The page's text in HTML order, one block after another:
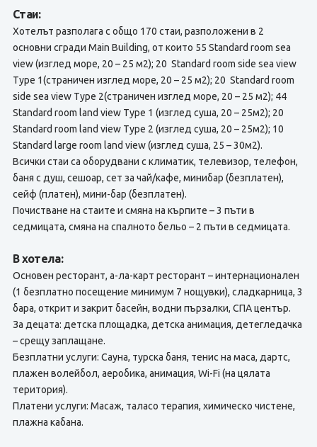
Стаи:
Хотелът разполага с общо 170 стаи, разположени в 2
основни сгради Main Building, от които 55 Standard room sea
view (изглед море, 20 – 25 м2); 20 Standard room side sea view
Type 1(страничен изглед море, 20 – 25 м2); 20 Standard room
side sea view Type 2(страничен изглед море, 20 – 25 м2); 44
Standard room land view Type 1 (изглед суша, 20 – 25м2); 20
Standard room land view Type 2 (изглед суша, 20 – 25м2); 10
Standard large room land view (изглед суша, 25 – 30м2).
Всички стаи са оборудвани с климатик, телевизор, телефон,
баня с душ, сешоар, сет за чай/кафе, минибар (безплатен),
сейф (платен), мини-бар (безплатен).
Почистване на стаите и смяна на кърпите – 3 пъти в
седмицата, смяна на спалното бельо – 2 пъти в седмицата.
В хотела:
Основен ресторант, а-ла-карт ресторант – интернационален
(1 безплатно посещение минимум 7 нощувки), сладкарница, 3
бара, открит и закрит басейн, водни пързалки, СПА център.
За децата: детска площадка, детска анимация, детегледачка
– срещу заплащане.
Безплатни услуги: Сауна, турска баня, тенис на маса, дартс,
плажен волейбол, аеробика, анимация, Wi-Fi (на цялата
територия).
Платени услуги: Масаж, таласо терапия, химическо чистене,
плажна кабана.